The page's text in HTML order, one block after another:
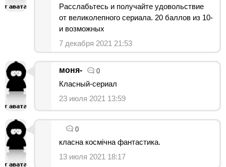
Расслабьтесь и получайте удовольствие
от великолепного сериала. 20 баллов из 10-
и возможных
7 декабря 2021 21:53
моня- 0
Класный-сериал
23 июля 2021 13:59
0
класна космічна фантастика.
13 июля 2021 18:17